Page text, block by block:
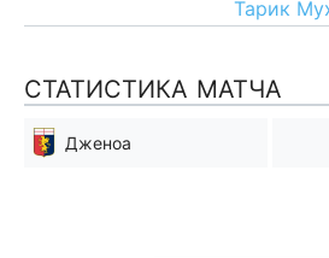
Тарик
СТАТИСТИКА МАТЧА
Дженоа